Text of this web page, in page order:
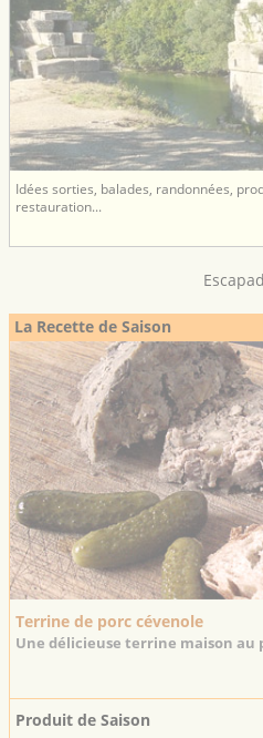
Idées sorties, balades, randonnées,
restauration...
La Recette de Saison
Terrine de porc cévenole
Une délicieuse terrine maison au
Produit de Saison